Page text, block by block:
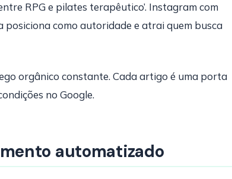
RPG e pilates terapêutico’. Instagram com
posiciona como autoridade e atrai quem busca
orgânico constante. Cada artigo é uma porta
no Google.
automatizado